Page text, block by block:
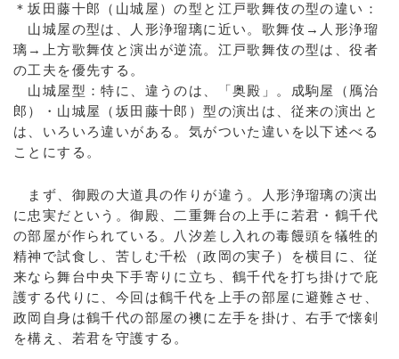
＊坂田藤十郎（山城屋）の型と江戸歌舞伎の型の違い：
山城屋の型は、人形浄瑠璃に近い。歌舞伎→人形浄瑠
璃→上方歌舞伎と演出が逆流。江戸歌舞伎の型は、役者
の工夫を優先する。
山城屋型：特に、違うのは、「奥殿」。成駒屋（鴈治
郎）・山城屋（坂田藤十郎）型の演出は、従来の演出と
は、いろいろ違いがある。気がついた違いを以下述べる
ことにする。
まず、御殿の大道具の作りが違う。人形浄瑠璃の演出
に忠実だという。御殿、二重舞台の上手に若君・鶴千代
の部屋が作られている。八汐差し入れの毒饅頭を犠牲的
精神で試食し、苦しむ千松（政岡の実子）を横目に、従
来なら舞台中央下手寄りに立ち、鶴千代を打ち掛けで庇
護する代りに、今回は鶴千代を上手の部屋に避難させ、
政岡自身は鶴千代の部屋の襖に左手を掛け、右手で懐剣
を構え、若君を守護する。